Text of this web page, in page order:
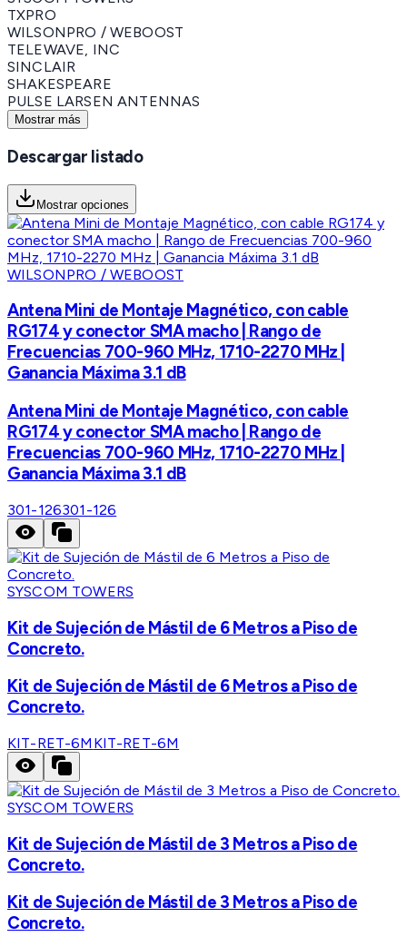
TXPRO
WILSONPRO / WEBOOST
TELEWAVE, INC
SINCLAIR
SHAKESPEARE
PULSE LARSEN ANTENNAS
Mostrar más
Descargar listado
Mostrar opciones
WILSONPRO / WEBOOST
Antena Mini de Montaje Magnético, con cable
RG174 y conector SMA macho | Rango de
Frecuencias 700-960 MHz, 1710-2270 MHz |
Ganancia Máxima 3.1 dB
Antena Mini de Montaje Magnético, con cable
RG174 y conector SMA macho | Rango de
Frecuencias 700-960 MHz, 1710-2270 MHz |
Ganancia Máxima 3.1 dB
301-126301-126
SYSCOM TOWERS
Kit de Sujeción de Mástil de 6 Metros a Piso de
Concreto.
Kit de Sujeción de Mástil de 6 Metros a Piso de
Concreto.
KIT-RET-6M KIT-RET-6M
SYSCOM TOWERS
Kit de Sujeción de Mástil de 3 Metros a Piso de
Concreto.
Kit de Sujeción de Mástil de 3 Metros a Piso de
Concreto.